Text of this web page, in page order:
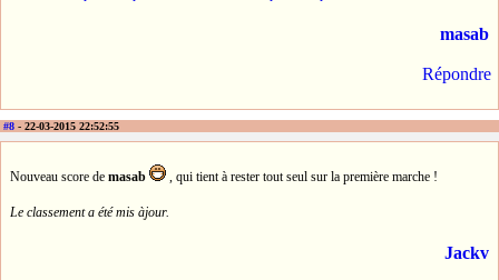
masab
Répondre
#8 - 22-03-2015 22:52:55
Nouveau score de masab , qui tient à rester tout seul sur la première marche !
Le classement a été mis àjour.
Jackv